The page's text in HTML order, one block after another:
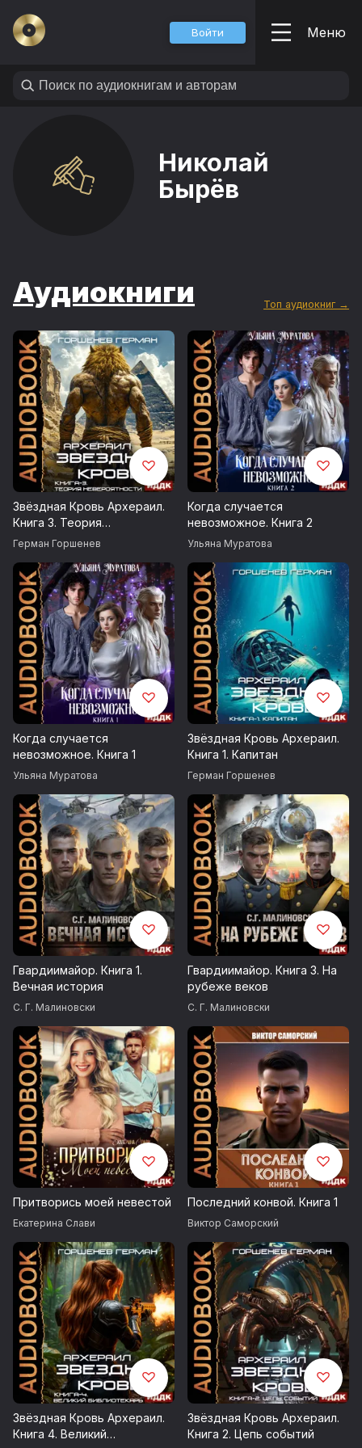
Войти Меню
Николай
Бырёв
Аудиокниги Топ аудиокниг →
Звёздная Кровь Архераил.
Книга 3. Теория
невероятности
Герман Горшенев
Когда случается
невозможное. Книга 2
Ульяна Муратова
Когда случается
невозможное. Книга 1
Ульяна Муратова
Звёздная Кровь Архераил.
Книга 1. Капитан
Герман Горшенев
Гвардиимайор. Книга 1.
Вечная история
С. Г. Малиновски
Гвардиимайор. Книга 3. На
рубеже веков
С. Г. Малиновски
Притворись моей невестой
Екатерина Слави
Последний конвой. Книга 1
Виктор Саморский
Звёздная Кровь Архераил.
Книга 4. Великий
Звёздная Кровь Архераил.
Книга 2. Цепь событий